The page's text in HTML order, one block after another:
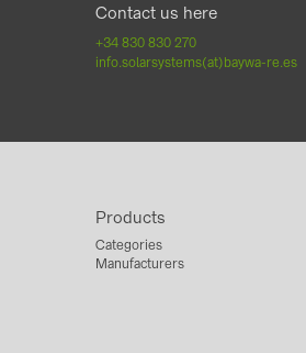
Contact us here
+34 830 830 270
info.solarsystems(at)baywa-re.es
Products
Categories
Manufacturers